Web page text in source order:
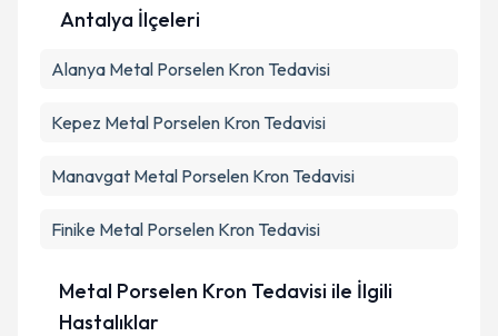
Metni'ni okudum ve kişisel verilerimin belirtilen
Antalya İlçeleri
Alanya Metal Porselen Kron Tedavisi
Kepez Metal Porselen Kron Tedavisi
Manavgat Metal Porselen Kron Tedavisi
Finike Metal Porselen Kron Tedavisi
Metal Porselen Kron Tedavisi ile İlgili
Hastalıklar